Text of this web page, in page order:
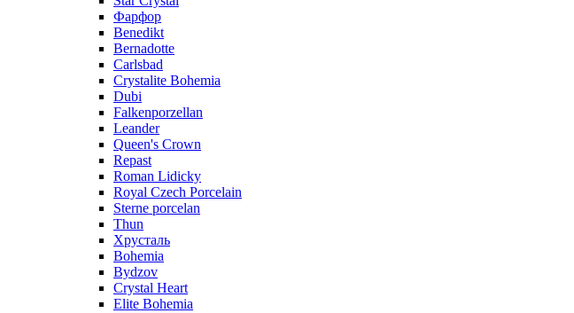
Фарфор
Benedikt
Bernadotte
Carlsbad
Crystalite Bohemia
Dubi
Falkenporzellan
Leander
Queen's Crown
Repast
Roman Lidicky
Royal Czech Porcelain
Sterne porcelan
Thun
Хрусталь
Bohemia
Bydzov
Crystal Heart
Elite Bohemia